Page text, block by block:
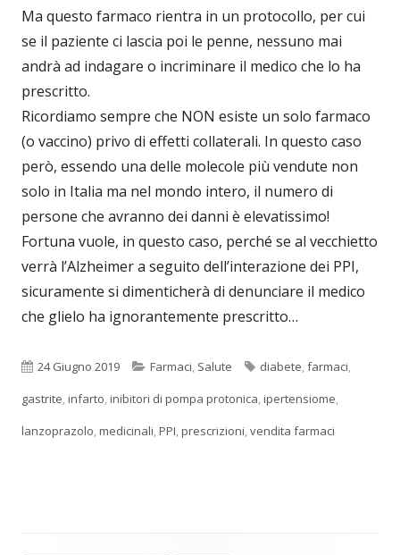
Ma questo farmaco rientra in un protocollo, per cui
se il paziente ci lascia poi le penne, nessuno mai
andrà ad indagare o incriminare il medico che lo ha
prescritto.
Ricordiamo sempre che NON esiste un solo farmaco
(o vaccino) privo di effetti collaterali. In questo caso
però, essendo una delle molecole più vendute non
solo in Italia ma nel mondo intero, il numero di
persone che avranno dei danni è elevatissimo!
Fortuna vuole, in questo caso, perché se al vecchietto
verrà l’Alzheimer a seguito dell’interazione dei PPI,
sicuramente si dimenticherà di denunciare il medico
che glielo ha ignorantemente prescritto…
Pubblicato
24 Giugno 2019 Categorie
Farmaci, Salute Tag
diabete,farmaci,
gastrite,infarto,inibitori di pompa protonica,ipertensiome,
lanzoprazolo,medicinali,PPI,prescrizioni,vendita farmaci